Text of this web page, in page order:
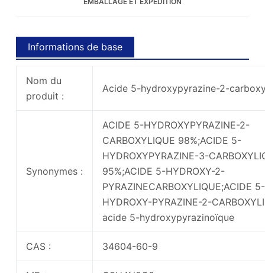
Informations de base
Nom du
produit :
Acide 5-hydroxypyrazine-2-
Synonymes :
ACIDE 5-HYDROXYPYRAZINE-2-
CARBOXYLIQUE 98%;ACIDE 5-
HYDROXYPYRAZINE-3-
95%;ACIDE 5-HYDROXY-2-
PYRAZINECARBOXYLIQUE;ACIDE 5-
HYDROXY-PYRAZINE-2-
acide 5-hydroxypyrazinoïque
CAS : 34604-60-9